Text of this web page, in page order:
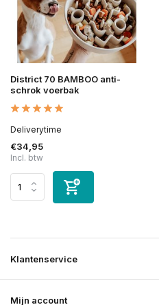
District 70 BAMBOO anti-
schrok voerbak
Deliverytime
€34,95
Incl. btw
Klantenservice
Mijn account